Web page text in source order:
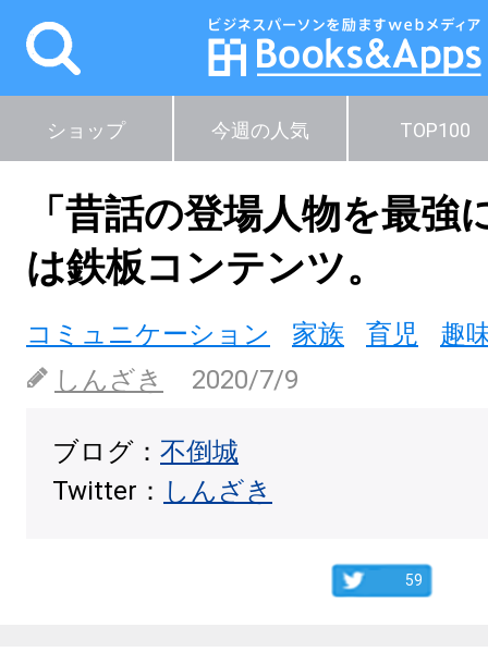
ショップ 今週の人気 TOP100
「昔話の登場人物を最強
は鉄板コンテンツ。
コミュニケーション 家族 育児
趣
しんざき
2020/7/9
ブログ： 不倒城
Twitter： しんざき
59